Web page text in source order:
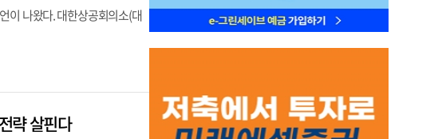
이 나왔다. 대한상공회의소(대
략 살핀다